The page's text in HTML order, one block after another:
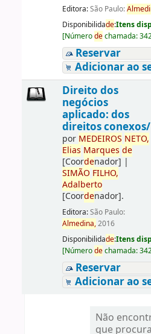
Editora:São Paulo:
Disponibilidade:Itens
[Númerodechamada:
Reservar
Adicionar ao
Direito dos
negócios
aplicado: dos
direitos conexos/
por MEDEIROS NETO,
Elias Marques de
[Coordenador] |
SIMÃO FILHO,
Adalberto
[Coordenador].
Editora:São Paulo:
Almedina,2016
Disponibilidade:Itens
[Númerodechamada:
Reservar
Adicionar ao
Não
que